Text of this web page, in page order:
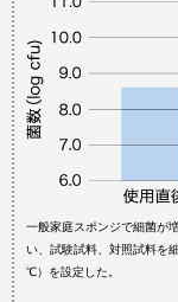
一般家庭スポンジで細菌が
い、試験試料、対照試料を
℃）を設定した。